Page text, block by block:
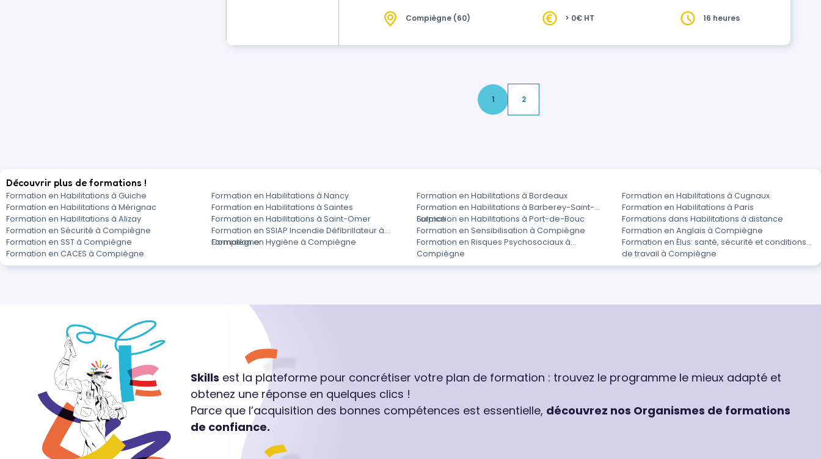
Compiègne (60) > 0€ HT 16 heures
1 2
Découvrir plus de formations !
Formation en Habilitations à Guiche Formation en Habilitations à Nancy Formation en Habilitations à Bordeaux
Formation en Habilitations à Cugnaux
Formation en Habilitations à Mérignac
Formation en Habilitations à Saintes
Formation en Habilitations à Barberey-Saint-
Sulpice
Formation en Habilitations à Paris
Formation en Habilitations à Alizay
Formation en Habilitations à Saint-Omer Formation en Habilitations à Port-de-Bouc
Formations dans Habilitations à distance
Formation en Sécurité à Compiègne
Formation en SSIAP Incendie Défibrillateur à
Compiègne
Formation en Sensibilisation à Compiègne
Formation en Anglais à Compiègne
Formation en SST à Compiègne
Formation en Hygiène à Compiègne
Formation en Risques Psychosociaux à
Compiègne
Formation en Élus: santé, sécurité et conditions
de travail à Compiègne
Formation en CACES à Compiègne
Skills est la plateforme pour concrétiser votre plan de formation : trouvez le programme le mieux adapté et
obtenez une réponse en quelques clics !
Parce que l’acquisition des bonnes compétences est essentielle, découvrez nos Organismes de formations
de confiance.